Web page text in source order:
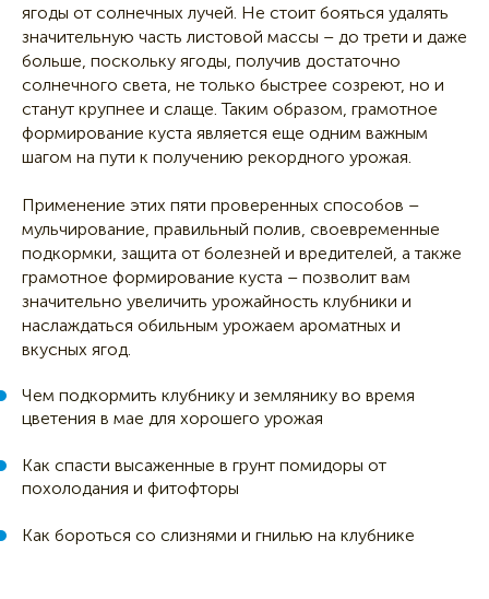
ягоды от солнечных лучей. Не стоит бояться удалять
значительную часть листовой массы – до трети и даже
больше, поскольку ягоды, получив достаточно
солнечного света, не только быстрее созреют, но и
станут крупнее и слаще. Таким образом, грамотное
формирование куста является еще одним важным
шагом на пути к получению рекордного урожая.
Применение этих пяти проверенных способов –
мульчирование, правильный полив, своевременные
подкормки, защита от болезней и вредителей, а также
грамотное формирование куста – позволит вам
значительно увеличить урожайность клубники и
наслаждаться обильным урожаем ароматных и
вкусных ягод.
Чем подкормить клубнику и землянику во время
цветения в мае для хорошего урожая
Как спасти высаженные в грунт помидоры от
похолодания и фитофторы
Как бороться со слизнями и гнилью на клубнике